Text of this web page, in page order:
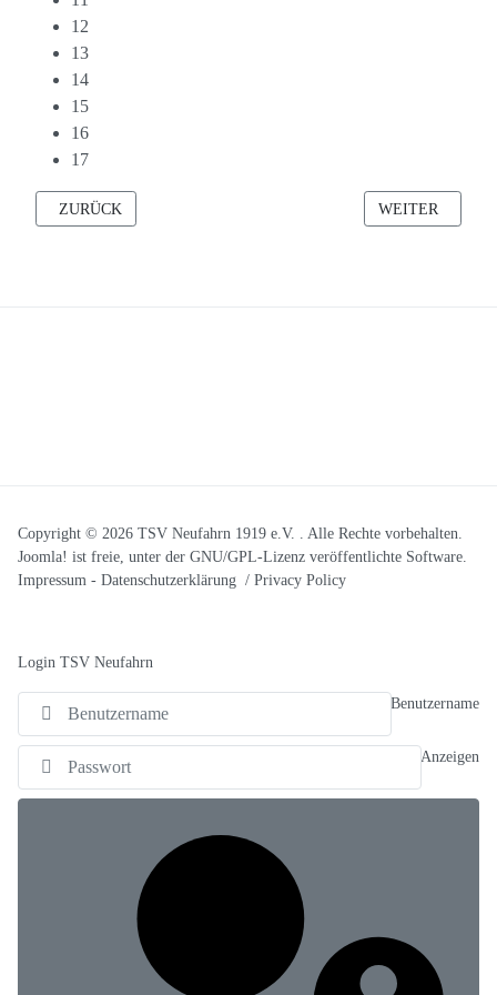
12
13
14
15
16
17
VORHERIGER BEITRAG: DACHBODEN-WORKOUT: HEUTE
ZURÜCK NÄCHSTER
WEITER
Copyright © 2026 TSV Neufahrn 1919 e.V. . Alle Rechte vorbehalten.
Joomla! ist freie, unter der GNU/GPL-Lizenz veröffentlichte Software.
Impressum - Datenschutzerklärung / Privacy Policy
Login TSV Neufahrn
Benutzername
Anzeigen